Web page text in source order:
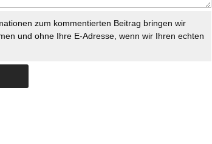
zum kommentierten Beitrag bringen wir
und ohne Ihre E-Adresse, wenn wir Ihren echten